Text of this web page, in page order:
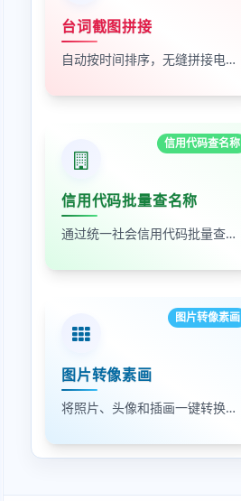
台词截图拼接
自动按时间排序，无缝拼接电影台词截图
信用代码查名称
信用代码批量查名称
通过统一社会信用代码批量查询企业名称，适合企业名单核验、客户资料整理和工商信息补全
图片转像素画
图片转像素画
将照片、头像和插画一键转换成像素画风格图片，支持调节像素颗粒度、输出倍率和导出格式